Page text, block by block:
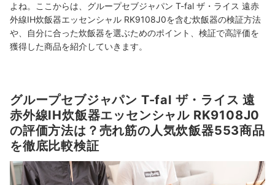
よね。ここからは、グループセブジャパン T-fal ザ・ライス 遠赤
外線IH炊飯器エッセンシャル RK9108J0を含む炊飯器の検証方法
や、自分に合った炊飯器を選ぶためのポイント、検証で高評価を
獲得した商品を紹介していきます。
グループセブジャパン T-fal ザ・ライス 遠
赤外線IH炊飯器エッセンシャル RK9108J0
の評価方法は？売れ筋の人気炊飯器553商品
を徹底比較検証